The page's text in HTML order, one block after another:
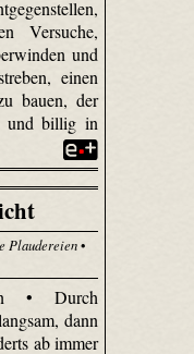
Versuche,
und
einen
bauen, der
und billig in
Plaudereien•
• Durch
dann
ab immer